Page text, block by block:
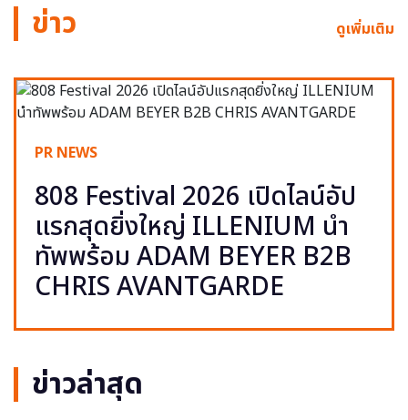
ข่าว ดูเพิ่มเติม
PR NEWS
808 Festival 2026 เปิดไลน์อัป
แรกสุดยิ่งใหญ่ ILLENIUM นำ
ทัพพร้อม ADAM BEYER B2B
CHRIS AVANTGARDE
ข่าวล่าสุด